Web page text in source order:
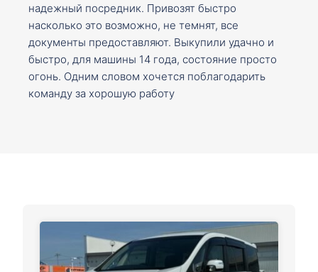
надежный посредник. Привозят быстро
насколько это возможно, не темнят, все
документы предоставляют. Выкупили удачно и
быстро, для машины 14 года, состояние просто
огонь. Одним словом хочется поблагодарить
команду за хорошую работу